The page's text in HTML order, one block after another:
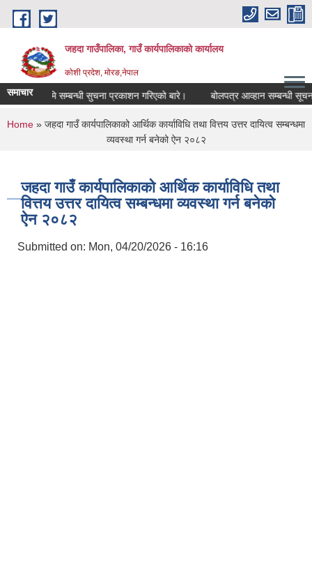
Skip to main content
जहदा गाउँपालिका, गाउँ कार्यपालिकाको कार्यालय
कोशी प्रदेश, मोरङ,नेपाल
समाचार भुमि सम्बन्धी सुचना प्रकाशन गरिएको बारे। बोलपत्र आव्हान सम्बन्धी सूचना
You are here
Home » जहदा गाउँ कार्यपालिकाको आर्थिक कार्याविधि तथा वित्तय उत्तर दायित्व सम्बन्धमा
व्यवस्था गर्न बनेको ऐन २०८२
जहदा गाउँ कार्यपालिकाको आर्थिक कार्याविधि तथा
वित्तय उत्तर दायित्व सम्बन्धमा व्यवस्था गर्न बनेको
ऐन २०८२
Submitted on: Mon, 04/20/2026 - 16:16